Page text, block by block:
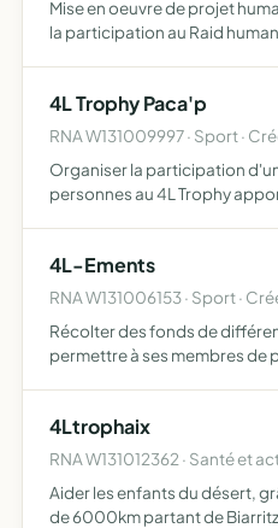
Mise en oeuvre de projet
la participation au Raid
4L Trophy Paca'p
RNA W131009997 · Sport ·
Organiser la participation
personnes au 4L Trophy
participation par d…
4L-Ements
RNA W131006153 · Sport ·
Récolter des fonds de
permettre à ses membres de
4Ltrophaix
RNA W131012362 · Santé et
Aider les enfants du désert,
de 6000km partant de